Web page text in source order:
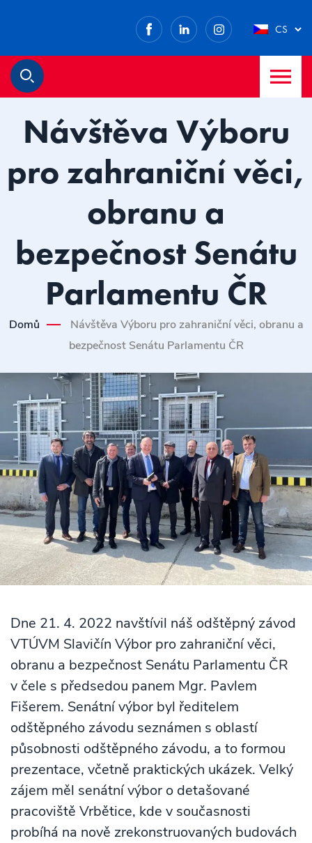
Facebook
LinkedInInstagram
CS
Návštěva Výboru
pro zahraniční věci,
obranu a
bezpečnost Senátu
Parlamentu ČR
Domů
Návštěva Výboru pro zahraniční věci, obranu a
bezpečnost Senátu Parlamentu ČR
Dne 21. 4. 2022 navštívil náš odštěpný závod
VTÚVM Slavičín Výbor pro zahraniční věci,
obranu a bezpečnost Senátu Parlamentu ČR
v čele s předsedou panem Mgr. Pavlem
Fišerem. Senátní výbor byl ředitelem
odštěpného závodu seznámen s oblastí
působnosti odštěpného závodu, a to formou
prezentace, včetně praktických ukázek. Velký
zájem měl senátní výbor o detašované
pracoviště Vrbětice, kde v současnosti
probíhá na nově zrekonstruovaných budovách